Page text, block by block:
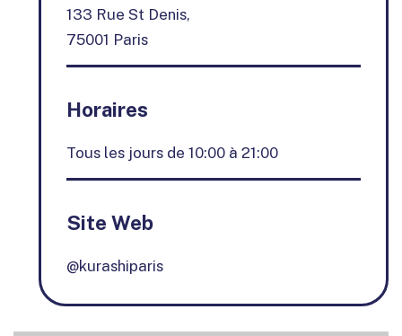
133 Rue St Denis,
75001 Paris
Horaires
Tous les jours de 10:00 à 21:00
Site Web
@kurashiparis